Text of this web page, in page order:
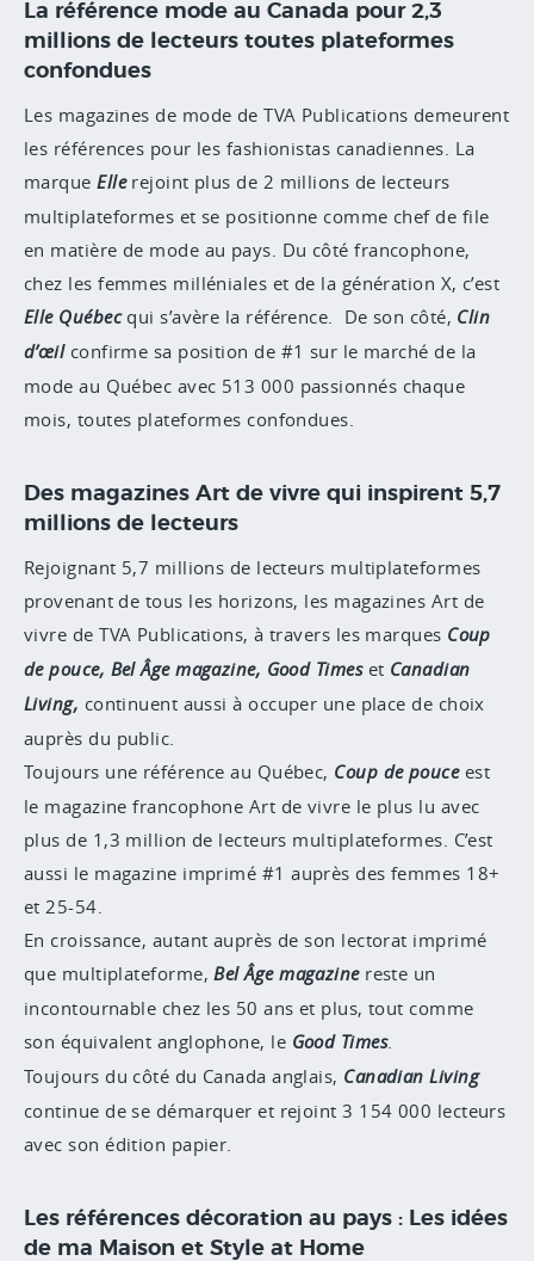
La référence mode au Canada pour 2,3
millions de lecteurs toutes plateformes
confondues
Les magazines de mode de TVA Publications demeurent
les références pour les fashionistas canadiennes. La
marque Ellerejoint plus de 2 millions de lecteurs
multiplateformes et se positionne comme chef de file
en matière de mode au pays. Du côté francophone,
chez les femmes milléniales et de la génération X, c’est
Elle Québecqui s’avère la référence. De son côté, Clin
d’œil confirme sa position de #1 sur le marché de la
mode au Québec avec 513 000 passionnés chaque
mois, toutes plateformes confondues.
Des magazines Art de vivre qui inspirent 5,7
millions de lecteurs
Rejoignant 5,7 millions de lecteurs multiplateformes
provenant de tous les horizons, les magazines Art de
vivre de TVA Publications, à travers les marques Coup
de pouce, Bel Âge magazine, Good Times et Canadian
Living, continuent aussi à occuper une place de choix
auprès du public.
Toujours une référence au Québec, Coup de pouceest
le magazine francophone Art de vivre le plus lu avec
plus de 1,3 million de lecteurs multiplateformes. C’est
aussi le magazine imprimé #1 auprès des femmes 18+
et 25-54.
En croissance, autant auprès de son lectorat imprimé
que multiplateforme,Bel Âge magazinereste un
incontournable chez les 50 ans et plus, tout comme
son équivalent anglophone, le Good Times.
Toujours du côté du Canada anglais, Canadian Living
continue de se démarquer et rejoint 3 154 000 lecteurs
avec son édition papier.
Les références décoration au pays : Les idées
de ma Maison et Style at Home